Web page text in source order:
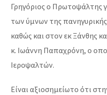
Γρηγόριος ο Πρωτοψάλτης
των ύμνων της
καθώς και στον εκ Ξάνθης
κ. Ιωάννη Παπαχρόνη, ο
Ιεροψαλτών.
Είναι αξιοσημείωτο ότι